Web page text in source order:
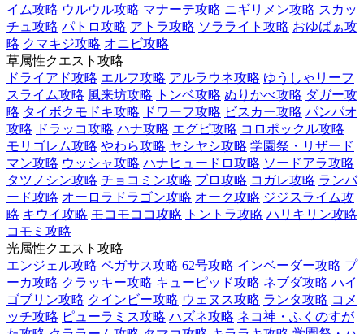
イム攻略 ウルウル攻略 マナーテ攻略 ニギリメン攻略 スカッ
チュ攻略 パトロ攻略 アトラ攻略 ソラライト攻略 おゆばぁ攻
略 クマキジ攻略 オニビ攻略
草属性クエスト攻略
ドライアド攻略 エルフ攻略 アルラウネ攻略 ゆうしゃリーフ
スライム攻略 風来坊攻略 トンベ攻略 ぬりかべ攻略 ダガー攻
略 タイボクモドキ攻略 ドワーフ攻略 ビスカー攻略 パンパオ
攻略 ドラッコ攻略 ハナ攻略 エグピ攻略 コロポックル攻略
モリゴレム攻略 やわら攻略 ヤシヤシ攻略 学園祭・リザード
マン攻略 ウッシャ攻略 ハナヒュードロ攻略 ソードアラ攻略
タツノシン攻略 チョコミン攻略 ブロ攻略 コガレ攻略 ランバ
ード攻略 オーロラドラゴン攻略 オーク攻略 ジジスライム攻
略 キウイ攻略 モコモココ攻略 トントラ攻略 ハリキリン攻略
コモミ攻略
光属性クエスト攻略
エンジェル攻略 ペガサス攻略 62号攻略 インベーダー攻略 プ
ーカ攻略 クラッキー攻略 キューピッド攻略 ネブダ攻略 ハイ
ゴブリン攻略 クインビー攻略 ウェヌス攻略 ランタ攻略 コメ
ッチ攻略 ピューラミス攻略 ハズネ攻略 ネコ神・ふくのすが